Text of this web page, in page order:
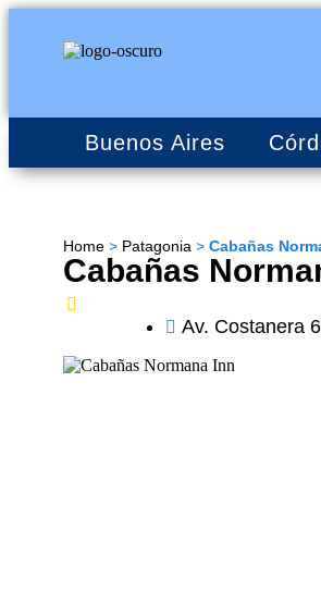
Buenos Aires
Home > Patagonia > Cabañas
Cabañas
Av. Costanera